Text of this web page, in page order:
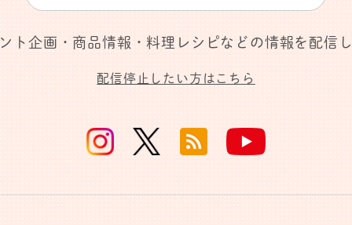
ト企画・商品情報・料理レシピなどの情報を配信
配信停止したい方はこちら